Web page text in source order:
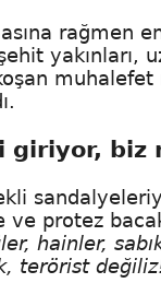
yakınları,
biz
protez
hainler,
terörist